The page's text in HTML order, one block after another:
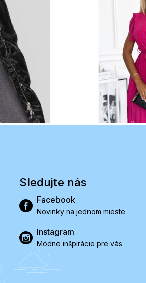
Sledujte nás
Facebook
Novinky na jednom mieste
Instagram
Módne inšpirácie pre vás